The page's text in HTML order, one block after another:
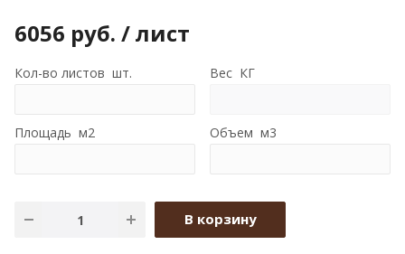
6056 руб. / лист
Кол-во листов шт. Вес КГ
Площадь м2 Объем м3
В корзину